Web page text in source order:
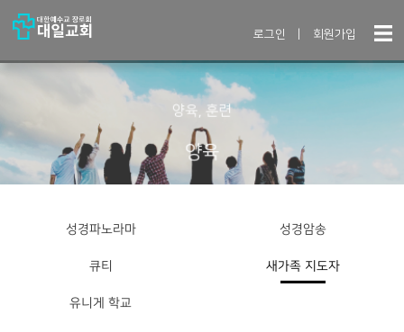
로그인 회원가입
양육, 훈련
양육
성경파노라마 성경암송
큐티 새가족 지도자
유니게 학교